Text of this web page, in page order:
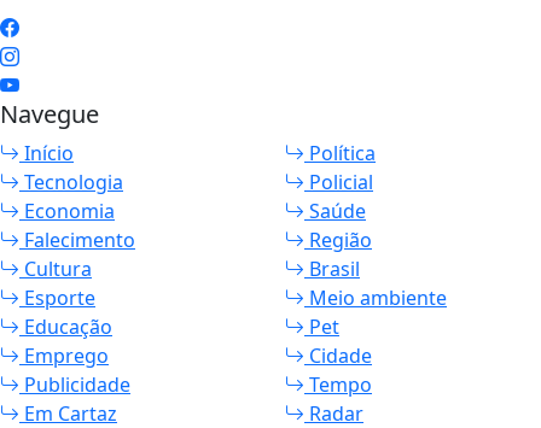
Navegue
Início
Política
Tecnologia
Policial
Economia
Saúde
Falecimento
Região
Cultura
Brasil
Esporte
Meio ambiente
Educação
Pet
Emprego
Cidade
Publicidade
Tempo
Em Cartaz
Radar